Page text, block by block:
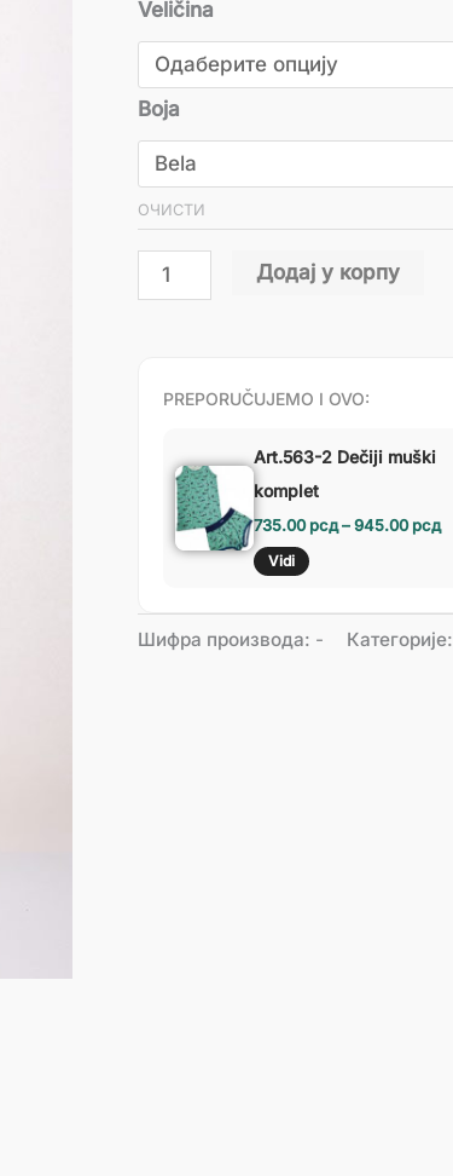
Veličina
Boja
ОЧИСТИ
Додај у корпу
PREPORUČUJEMO I OVO:
Art.563-2 Dečiji muški
komplet
735.00рсд–945.00рсд
Vidi
Шифра производа: - Категорије: